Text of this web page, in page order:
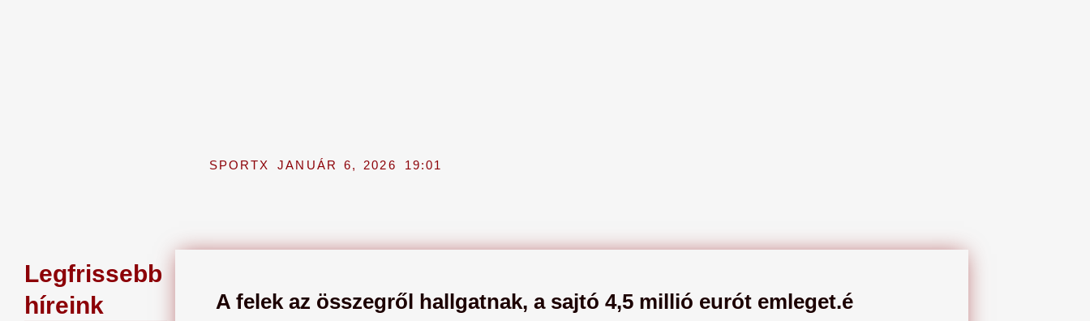
SPORTX JANUÁR 6, 2026 19:01
Legfrissebb
híreink
A felek az összegről hallgatnak, a sajtó 4,5 millió eurót emleget.é